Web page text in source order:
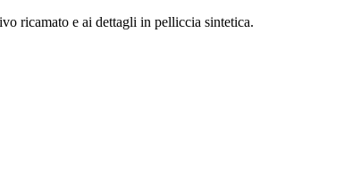
ricamato e ai dettagli in pelliccia sintetica.